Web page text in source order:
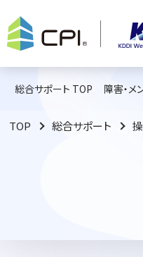
総合サポート TOP 障害・メ
TOP 総合サポート